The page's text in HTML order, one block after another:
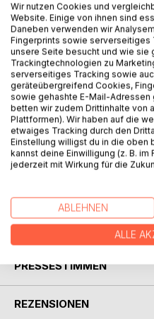
Auf die Merkliste
Titel bewerten
BESCHREIBUNG
Der kleine Fuchs Robby
AUTOR/IN
PRESSESTIMMEN
REZENSIONEN
Wir nutzen Cookies und
Website. Einige von ihnen sind
Daneben verwenden wir
Fingerprints sowie serverseitiges
unsere Seite besucht und wie sie
Trackingtechnologien zu
serverseitiges Tracking sowie
geräteübergreifend Cookies,
sowie gehashte E-Mail-Adressen
betten wir zudem Drittinhalte von
Plattformen). Wir haben auf die
etwaiges Tracking durch den
Einstellung willigst du in die oben
kannst deine Einwilligung (z. B. im
jederzeit mit Wirkung für die
ABLEHNEN
ALLE